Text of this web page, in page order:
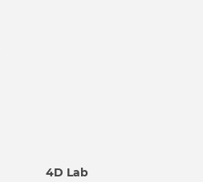
4D Lab